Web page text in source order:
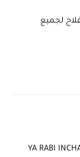
لجميع
YA RABI